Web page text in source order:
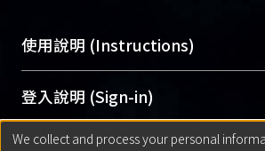
用逐年攀升。同時可加速研究發
Archive）平台。 （點選深入了解
含部分內容的版權非匯入者所
助與合作完成，請確認該版權
意提供此授權。
Please represent that the
original work, and that you
使用說明 (Instructions)
網站簡介(Quickstart Guide)
使用手冊(Instruction Manual)
線上預約服務(Booking Service)
登入說明 (Sign-in)
We collect and process your personal